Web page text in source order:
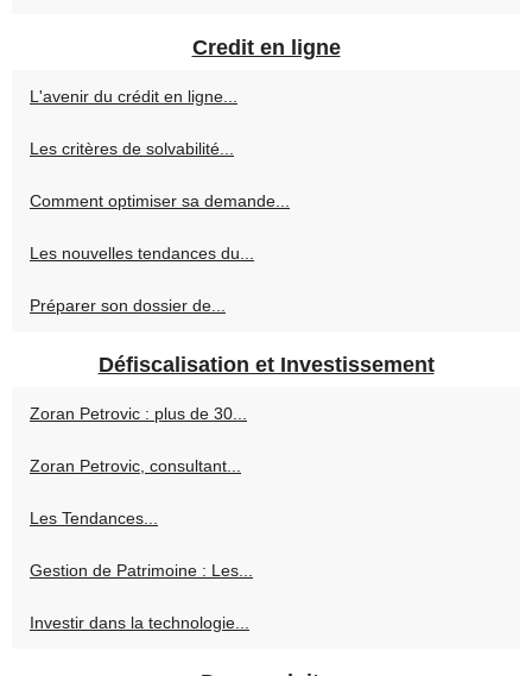
Credit en ligne
L'avenir du crédit en ligne...
Les critères de solvabilité...
Comment optimiser sa demande...
Les nouvelles tendances du...
Préparer son dossier de...
Défiscalisation et Investissement
Zoran Petrovic : plus de 30...
Zoran Petrovic, consultant...
Les Tendances...
Gestion de Patrimoine : Les...
Investir dans la technologie...